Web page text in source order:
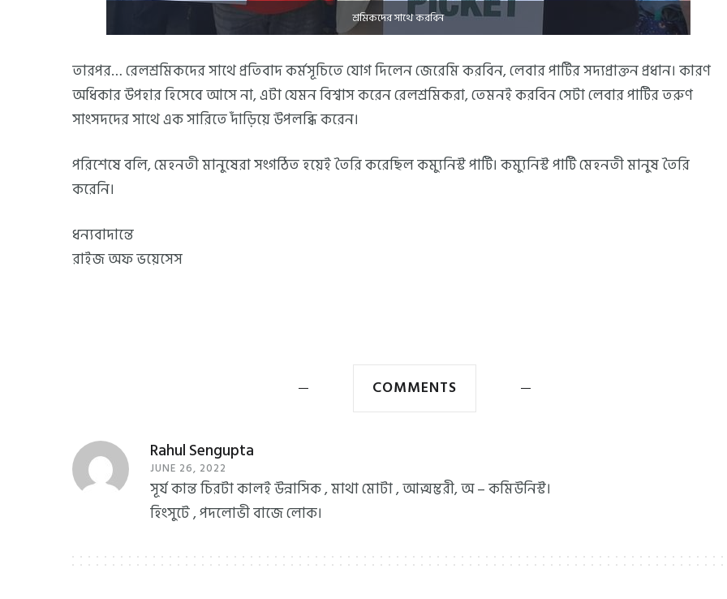
শ্রমিকদের সাথে করবিন
তারপর… রেলশ্রমিকদের সাথে প্রতিবাদ কর্মসূচিতে যোগ দিলেন জেরেমি করবিন, লেবার পার্টির সদ্যপ্রাক্তন প্রধান। কারণ
অধিকার উপহার হিসেবে আসে না, এটা যেমন বিশ্বাস করেন রেলশ্রমিকরা, তেমনই করবিন সেটা লেবার পার্টির তরুণ
সাংসদদের সাথে এক সারিতে দাঁড়িয়ে উপলব্ধি করেন।
পরিশেষে বলি, মেহনতী মানুষেরা সংগঠিত হয়েই তৈরি করেছিল কম্যুনিস্ট পার্টি। কম্যুনিস্ট পার্টি মেহনতী মানুষ তৈরি
করেনি।
ধন্যবাদান্তে
রাইজ অফ ভয়েসেস
COMMENTS
Rahul Sengupta
JUNE 26, 2022
সূর্য কান্ত চিরটা কালই উন্নাসিক , মাথা মোটা , আত্মম্ভরী, অ – কমিউনিস্ট।
হিংসুটে , পদলোভী বাজে লোক।